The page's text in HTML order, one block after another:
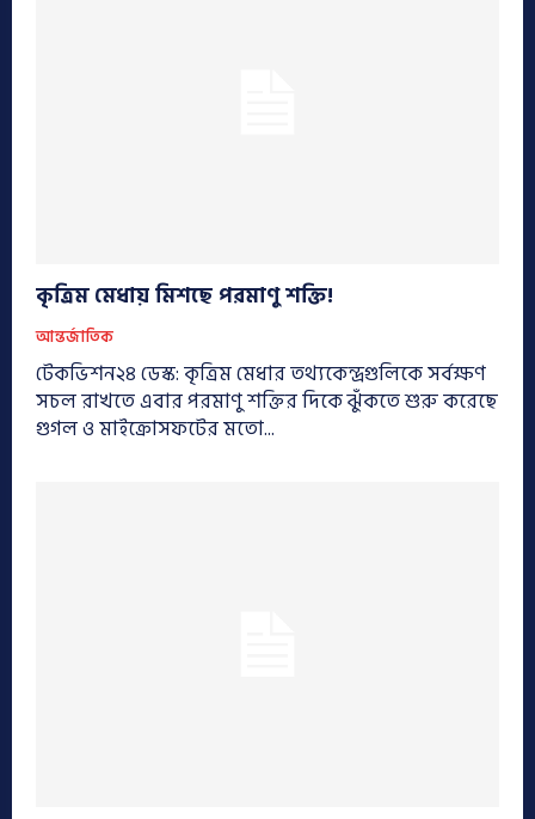
কৃত্রিম মেধায় মিশছে পরমাণু শক্তি!
আন্তর্জাতিক
টেকভিশন২৪ ডেস্ক: কৃত্রিম মেধার তথ্যকেন্দ্রগুলিকে সর্বক্ষণ
সচল রাখতে এবার পরমাণু শক্তির দিকে ঝুঁকতে শুরু করেছে
গুগল ও মাইক্রোসফটের মতো...